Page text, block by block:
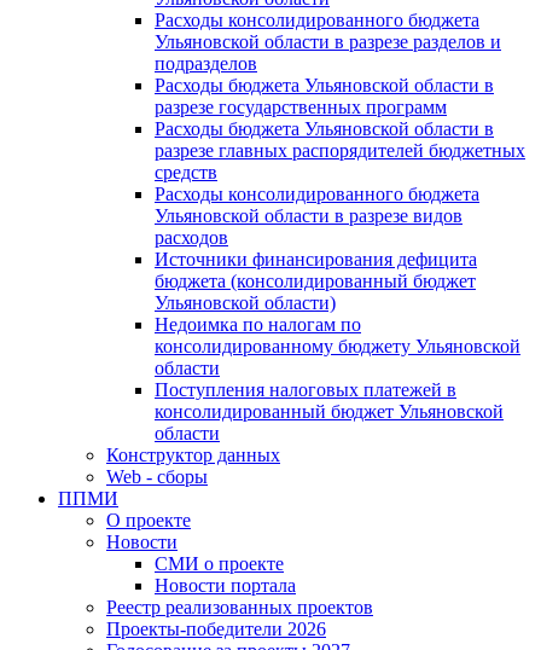
Расходы консолидированного бюджета
Ульяновской области в разрезе разделов и
подразделов
Расходы бюджета Ульяновской области в
разрезе государственных программ
Расходы бюджета Ульяновской области в
разрезе главных распорядителей бюджетных
средств
Расходы консолидированного бюджета
Ульяновской области в разрезе видов
расходов
Источники финансирования дефицита
бюджета (консолидированный бюджет
Ульяновской области)
Недоимка по налогам по
консолидированному бюджету Ульяновской
области
Поступления налоговых платежей в
консолидированный бюджет Ульяновской
области
Конструктор данных
Web - сборы
ППМИ
О проекте
Новости
СМИ о проекте
Новости портала
Реестр реализованных проектов
Проекты-победители 2026